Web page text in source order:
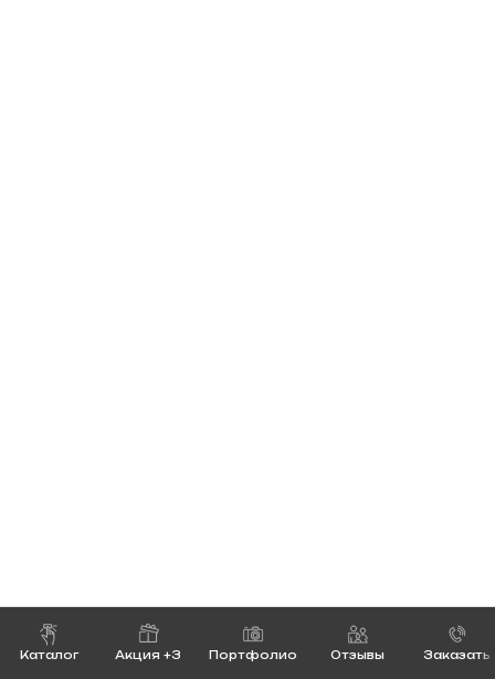
Каталог Акция +3 Портфолио Отзывы Заказать